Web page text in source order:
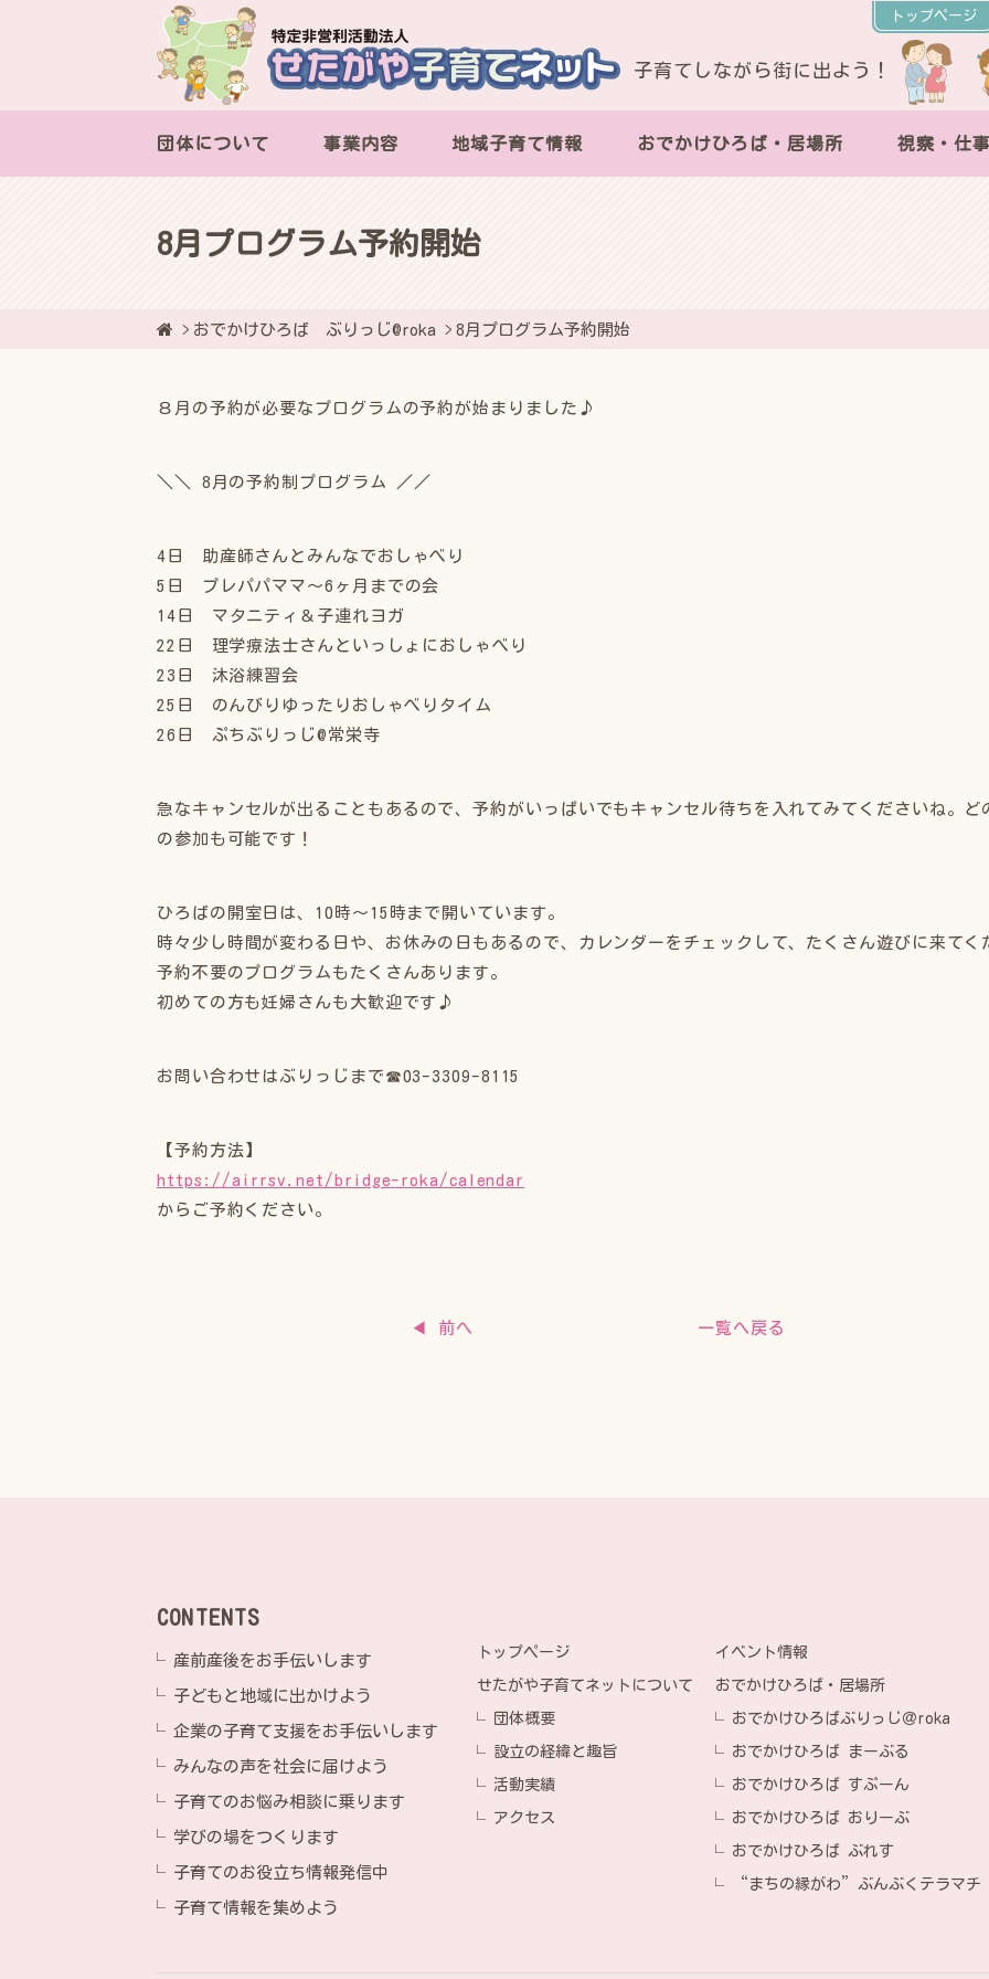
子育てしながら街に出よう！
トップページ
団体について 事業内容 地域子育て情報 おでかけひろば・居場所 視察・仕
8月プログラム予約開始
おでかけひろば ぶりっじ@roka 8月プログラム予約開始
８月の予約が必要なプログラムの予約が始まりました♪
＼＼ 8月の予約制プログラム ／／
4日 助産師さんとみんなでおしゃべり
5日 プレパパママ〜6ヶ月までの会
14日 マタニティ＆子連れヨガ
22日 理学療法士さんといっしょにおしゃべり
23日 沐浴練習会
25日 のんびりゆったりおしゃべりタイム
26日 ぷちぶりっじ@常栄寺
急なキャンセルが出ることもあるので、予約がいっぱいでもキャンセル待ちを入れてみてくださいね。
の参加も可能です！
ひろばの開室日は、10時〜15時まで開いています。
時々少し時間が変わる日や、お休みの日もあるので、カレンダーをチェックして、たくさん遊びに来てく
予約不要のプログラムもたくさんあります。
初めての方も妊婦さんも大歓迎です♪
お問い合わせはぶりっじまで☎03-3309-8115
【予約方法】
https://airrsv.net/bridge-roka/calendar
からご予約ください。
◀ 前へ 一覧へ戻る
CONTENTS
産前産後をお手伝いします
子どもと地域に出かけよう
企業の子育て支援をお手伝いします
みんなの声を社会に届けよう
子育てのお悩み相談に乗ります
学びの場をつくります
子育てのお役立ち情報発信中
子育て情報を集めよう
トップページ
せたがや子育てネットについて
団体概要
設立の経緯と趣旨
活動実績
アクセス
イベント情報
おでかけひろば・居場所
おでかけひろばぶりっじ＠roka
おでかけひろば まーぶる
おでかけひろば すぷーん
おでかけひろば おりーぶ
おでかけひろば ぶれす
“まちの縁がわ”ぶんぶくテラマチ